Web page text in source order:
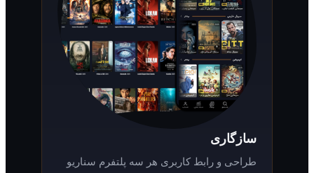
طراحی و رابط کاربری هر سه پلتفرم سناریو